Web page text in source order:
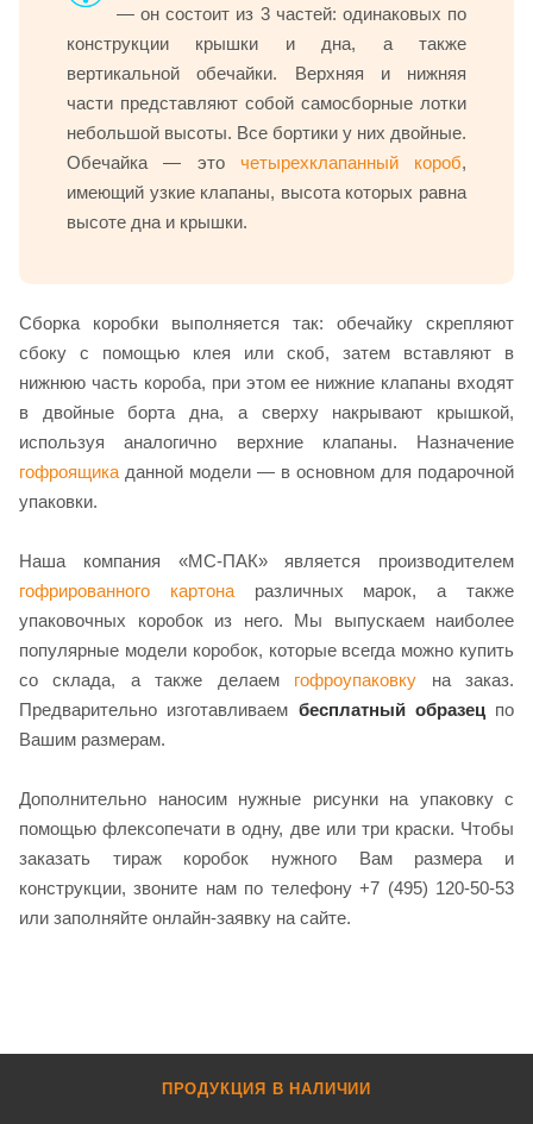
— он состоит из 3 частей: одинаковых по
конструкции крышки и дна, а также
вертикальной обечайки. Верхняя и нижняя
части представляют собой самосборные лотки
небольшой высоты. Все бортики у них двойные.
Обечайка — это четырехклапанный короб,
имеющий узкие клапаны, высота которых равна
высоте дна и крышки.
Сборка коробки выполняется так: обечайку скрепляют
сбоку с помощью клея или скоб, затем вставляют в
нижнюю часть короба, при этом ее нижние клапаны входят
в двойные борта дна, а сверху накрывают крышкой,
используя аналогично верхние клапаны. Назначение
гофроящика данной модели — в основном для подарочной
упаковки.
Наша компания «МС-ПАК» является производителем
гофрированного картонаразличных марок, а также
упаковочных коробок из него. Мы выпускаем наиболее
популярные модели коробок, которые всегда можно купить
со склада, а также делаем гофроупаковку на заказ.
Предварительно изготавливаем бесплатный образецпо
Вашим размерам.
Дополнительно наносим нужные рисунки на упаковку с
помощью флексопечати в одну, две или три краски. Чтобы
заказать тираж коробок нужного Вам размера и
конструкции, звоните нам по телефону +7 (495) 120-50-53
или заполняйте онлайн-заявку на сайте.
ПРОДУКЦИЯ В НАЛИЧИИ